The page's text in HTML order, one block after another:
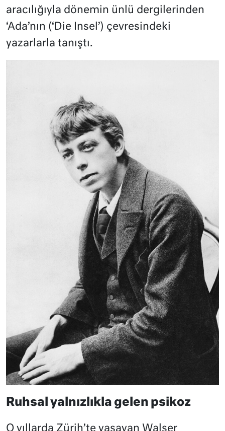
aracılığıyla dönemin ünlü dergilerinden
‘Ada’nın (‘Die Insel’) çevresindeki
yazarlarla tanıştı.
Ruhsal yalnızlıkla gelen psikoz